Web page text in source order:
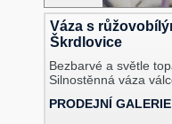
Váza s
Škrdlovice
Bezbarvé a světle
Silnostěnná váza
PRODEJNÍ GALERIE